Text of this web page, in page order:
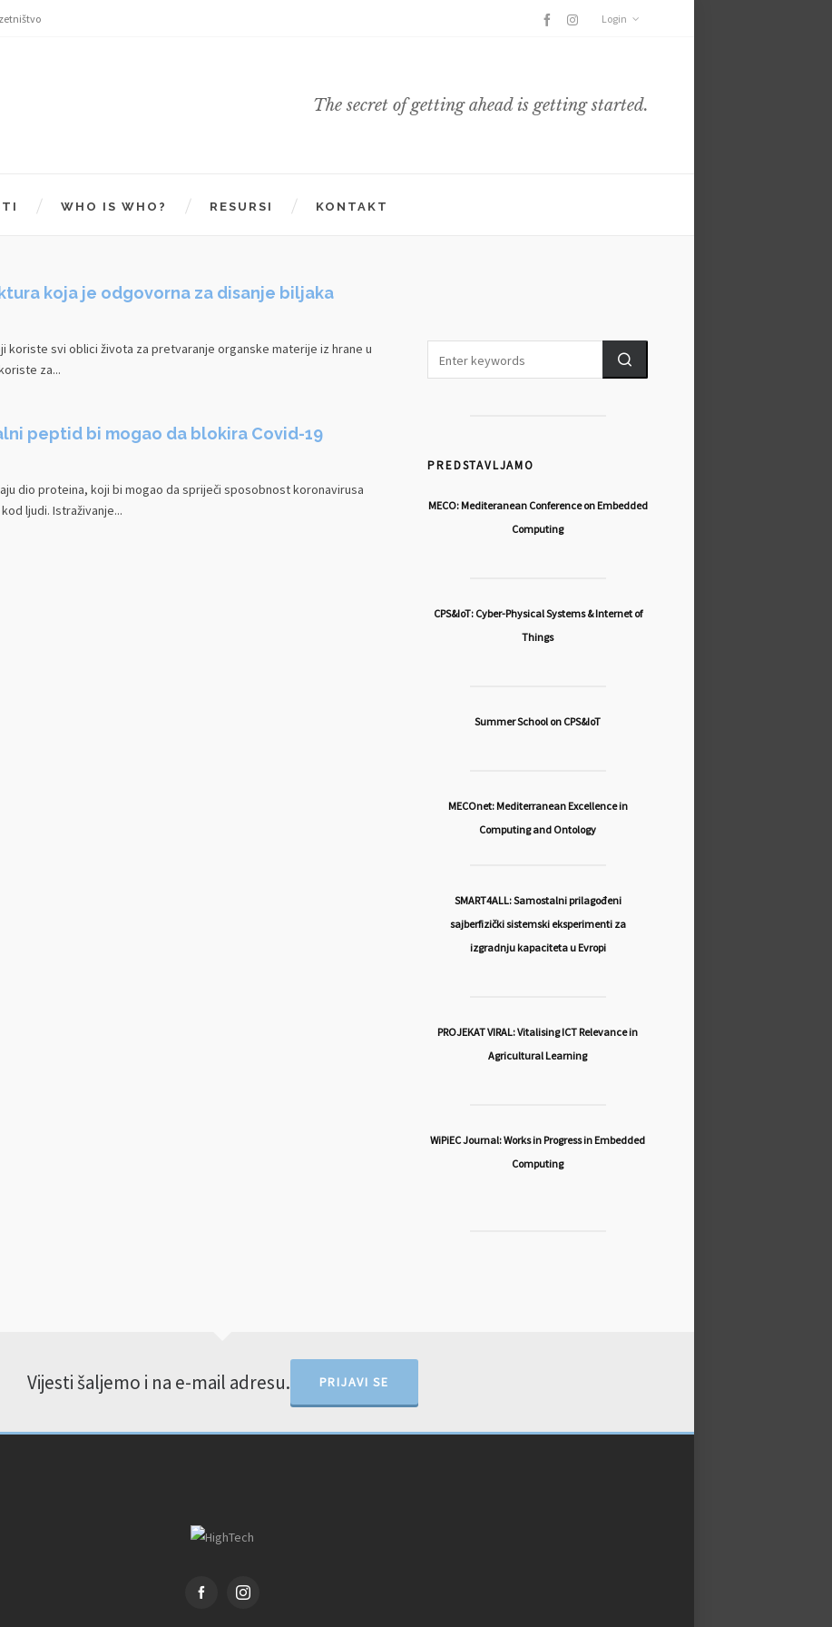
Login
The secret of getting ahead is getting started.
WHO IS WHO? RESURSI KONTAKT
koja je odgovorna za disanje biljaka
koriste svi oblici života za pretvaranje organske materije iz hrane u
za...
peptid bi mogao da blokira Covid-19
dio proteina, koji bi mogao da spriječi sposobnost koronavirusa
ljudi. Istraživanje...
PREDSTAVLJAMO
MECO: Mediteranean Conference on Embedded
Computing
CPS&IoT: Cyber-Physical Systems & Internet of
Things
Summer School on CPS&IoT
MECOnet: Mediterranean Excellence in
Computing and Ontology
SMART4ALL: Samostalni prilagođeni
sajberfizički sistemski eksperimenti za
izgradnju kapaciteta u Evropi
PROJEKAT VIRAL: Vitalising ICT Relevance in
Agricultural Learning
WiPiEC Journal: Works in Progress in Embedded
Computing
Vijesti šaljemo i na e-mail adresu. PRIJAVI SE